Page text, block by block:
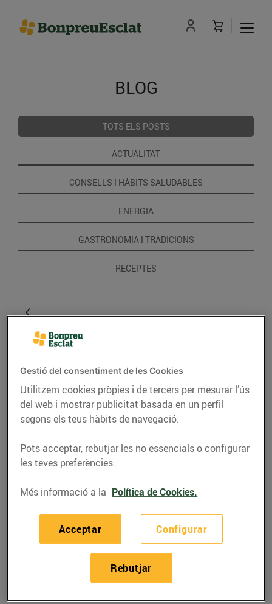
BLOG
TOTS ELS POSTS
ACTUALITAT
CONSELLS I HÀBITS SALUDABLES
ENERGIA
GASTRONOMIA I TRADICIONS
RECEPTES
RECEPTES
19/de novembre/2021
Ingredients per a 30 croquetes:
oli d'oliva verge extra
Gestió del consentiment de les Cookies
Utilitzem cookies pròpies i de tercers per mesurar l’ús
del web i mostrar publicitat basada en un perfil
segons els teus hàbits de navegació.
Pots acceptar, rebutjar les no essencials o configurar
les teves preferències.
Més informació a la Política de Cookies.
Configurar
Rebutjar
Acceptar